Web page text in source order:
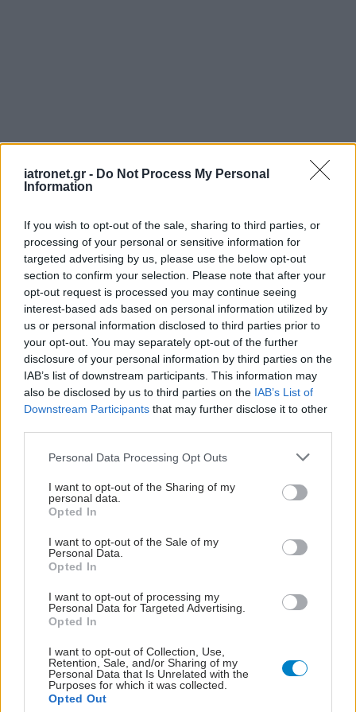
iatronet.gr - Do Not Process My Personal
Information
If you wish to opt-out of the sale, sharing to third parties, or
processing of your personal or sensitive information for
targeted advertising by us, please use the below opt-out
section to confirm your selection. Please note that after your
opt-out request is processed you may continue seeing
interest-based ads based on personal information utilized by
us or personal information disclosed to third parties prior to
your opt-out. You may separately opt-out of the further
disclosure of your personal information by third parties on the
IAB’s list of downstream participants. This information may
also be disclosed by us to third parties on the IAB’s List of
Downstream Participants that may further disclose it to other
Please note that this website/app uses one or more Google
not limited to your visit or usage behaviour. You may click to
grant or deny consent to Google and its third-party tags to
use your data for below specified purposes in below Google
consent section.
Personal Data Processing Opt Outs
I want to opt-out of the Sharing of my
personal data.
Opted In
I want to opt-out of the Sale of my
Personal Data.
Opted In
I want to opt-out of processing my
Personal Data for Targeted Advertising.
Opted In
I want to opt-out of Collection, Use,
Retention, Sale, and/or Sharing of my
Personal Data that Is Unrelated with the
Purposes for which it was collected.
Opted Out